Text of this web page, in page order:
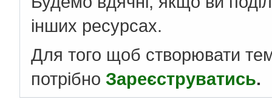
інших ресурсах.
Для того щоб створювати
потрібно Зареєструватись.